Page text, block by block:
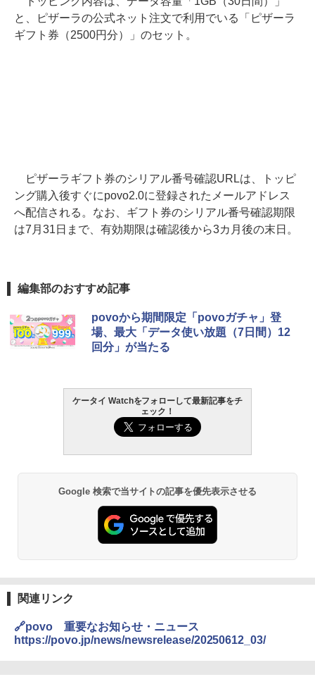
と、ピザーラの公式ネット注文で利用でいる「ピザーラ
ギフト券（2500円分）」のセット。
ピザーラギフト券のシリアル番号確認URLは、トッピ
ング購入後すぐにpovo2.0に登録されたメールアドレス
へ配信される。なお、ギフト券のシリアル番号確認期限
は7月31日まで、有効期限は確認後から3カ月後の末日。
編集部のおすすめ記事
povoから期間限定「povoガチャ」登
場、最大「データ使い放題（7日間）12
回分」が当たる
ケータイ Watchをフォローして最新記事をチ
ェック！
Google 検索で当サイトの記事を優先表示させる
関連リンク
🔗povo 重要なお知らせ・ニュース
https://povo.jp/news/newsrelease/20250612_03/